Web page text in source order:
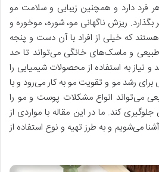
دارد و همچنین زیبایی و سلامت مو
بگذارد. ریزش ناگهانی مو، شوره، موخوره و
که خیلی از افراد با آن دست و پنجه
طبیعی و ماسک‌های خانگی می‌تواند تا حد
نیاز به استفاده از محصولات شیمیایی را
رشد مو و تقویت مو به کار می‌رود و با
می‌تواند انواع مشکلات پوست و مو را
کند. ما در این مقاله با مواردی از
می‌شویم و به طرز تهیه و نوع استفاده از